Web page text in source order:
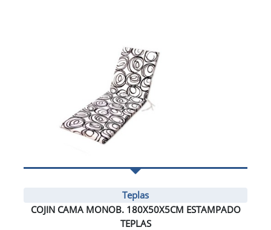
Teplas
COJIN CAMA MONOB. 180X50X5CM ESTAMPADO
TEPLAS